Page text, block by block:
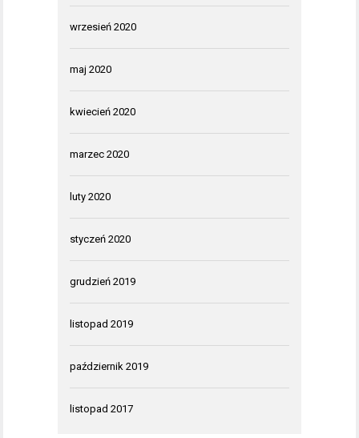
wrzesień 2020
maj 2020
kwiecień 2020
marzec 2020
luty 2020
styczeń 2020
grudzień 2019
listopad 2019
październik 2019
listopad 2017